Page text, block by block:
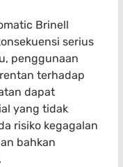
Brinell
serius
penggunaan
terhadap
dapat
yang tidak
risiko kegagalan
bahkan